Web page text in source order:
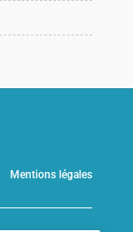
Mentions légales